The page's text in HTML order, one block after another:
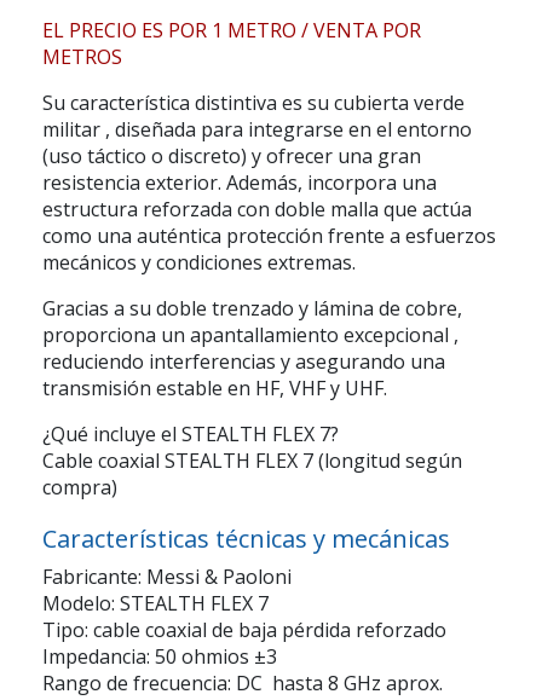
EL PRECIO ES POR 1 METRO / VENTA POR
METROS
Su característica distintiva es su cubierta verde
militar , diseñada para integrarse en el entorno
(uso táctico o discreto) y ofrecer una gran
resistencia exterior. Además, incorpora una
estructura reforzada con doble malla que actúa
como una auténtica protección frente a esfuerzos
mecánicos y condiciones extremas.
Gracias a su doble trenzado y lámina de cobre,
proporciona un apantallamiento excepcional ,
reduciendo interferencias y asegurando una
transmisión estable en HF, VHF y UHF.
¿Qué incluye el STEALTH FLEX 7?
Cable coaxial STEALTH FLEX 7 (longitud según
compra)
Características técnicas y mecánicas
Fabricante: Messi & Paoloni
Modelo: STEALTH FLEX 7
Tipo: cable coaxial de baja pérdida reforzado
Impedancia: 50 ohmios ±3
Rango de frecuencia: DC  hasta 8 GHz aprox.